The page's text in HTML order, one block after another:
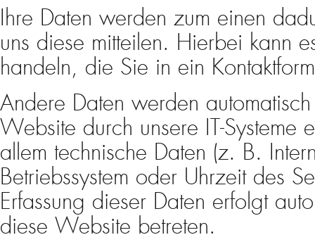
Ihre Daten werden zum einen
uns diese mitteilen. Hierbei kann
handeln, die Sie in ein
Andere Daten werden
Website durch unsere IT-Systeme
allem technische Daten (z. B.
Betriebssystem oder Uhrzeit des
Erfassung dieser Daten erfolgt
diese Website betreten.